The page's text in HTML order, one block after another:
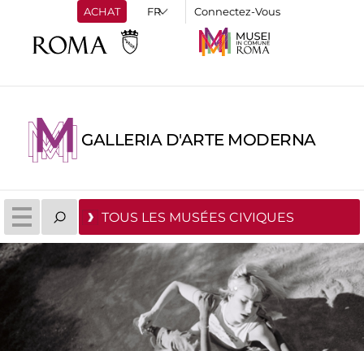
ACHAT Connectez-Vous
GALLERIA D'ARTE MODERNA
TOUS LES MUSÉES CIVIQUES